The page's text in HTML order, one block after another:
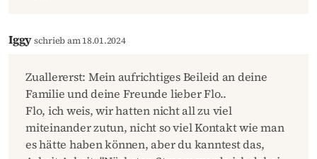
Iggyschrieb am 18.01.2024
Zuallererst: Mein aufrichtiges Beileid an deine
Familie und deine Freunde lieber Flo..
Flo, ich weis, wir hatten nicht all zu viel
miteinander zutun, nicht so viel Kontakt wie man
es hätte haben können, aber du kanntest das,